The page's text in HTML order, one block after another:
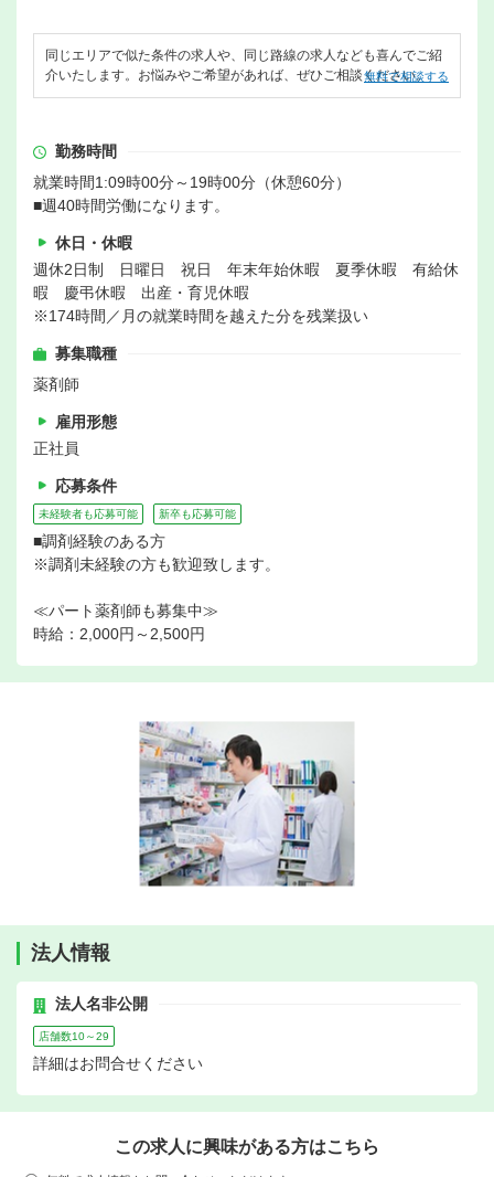
同じエリアで似た条件の求人や、同じ路線の求人なども喜んでご紹
介いたします。お悩みやご希望があれば、ぜひご相談ください。
無料で相談する
勤務時間
就業時間1:09時00分～19時00分（休憩60分）
■週40時間労働になります。
休日・休暇
週休2日制 日曜日 祝日 年末年始休暇 夏季休暇 有給休
暇 慶弔休暇 出産・育児休暇
※174時間／月の就業時間を越えた分を残業扱い
募集職種
薬剤師
雇用形態
正社員
応募条件
未経験者も応募可能 新卒も応募可能
■調剤経験のある方
※調剤未経験の方も歓迎致します。
≪パート薬剤師も募集中≫
時給：2,000円～2,500円
法人情報
法人名非公開
店舗数10～29
詳細はお問合せください
この求人に興味がある方はこちら